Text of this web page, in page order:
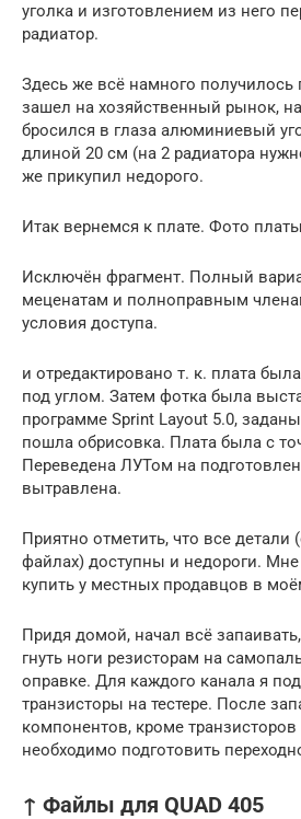
уголка и изготовлением из него
радиатор.
Здесь же всё намного получилось
зашел на хозяйственный рынок,
бросился в глаза алюминиевый
длиной 20 см (на 2 радиатора
же прикупил недорого.
Итак вернемся к плате. Фото
Исключён фрагмент. Полный
меценатам и полноправным
условия доступа.
и отредактировано т. к. плата
под углом. Затем фотка была
программе Sprint Layout 5.0,
пошла обрисовка. Плата была с
Переведена ЛУТом на
вытравлена.
Приятно отметить, что все
файлах) доступны и недороги.
купить у местных продавцов в
Придя домой, начал всё
гнуть ноги резисторам на
оправке. Для каждого канала я
транзисторы на тестере. После
компонентов, кроме транзисторов
необходимо подготовить
↑ Файлы для QUAD 405